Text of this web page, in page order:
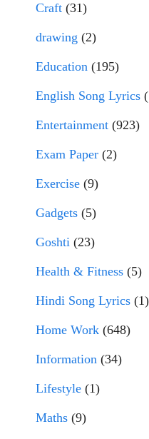
Craft (31)
drawing (2)
Education (195)
English Song Lyrics
Entertainment (923)
Exam Paper (2)
Exercise (9)
Gadgets (5)
Goshti (23)
Health & Fitness (5)
Hindi Song Lyrics (1)
Home Work (648)
Information (34)
Lifestyle (1)
Maths (9)